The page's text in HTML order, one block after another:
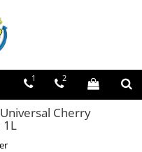
1 2
Cherry
1L